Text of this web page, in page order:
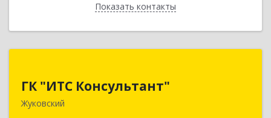
Показать контакты
Назад
ГК "ИТС Консультант"
Жуковский
140181, Московская обл, Жуковский г,
Ломоносова ул, дом № 29А, этаж 2, пом.3